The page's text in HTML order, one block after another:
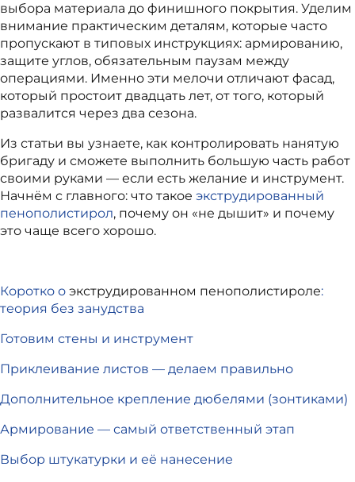
выбора материала до финишного покрытия. Уделим
внимание практическим деталям, которые часто
пропускают в типовых инструкциях: армированию,
защите углов, обязательным паузам между
операциями. Именно эти мелочи отличают фасад,
который простоит двадцать лет, от того, который
развалится через два сезона.
Из статьи вы узнаете, как контролировать нанятую
бригаду и сможете выполнить большую часть работ
своими руками — если есть желание и инструмент.
Начнём с главного: что такое экструдированный
пенополистирол, почему он «не дышит» и почему
это чаще всего хорошо.
Коротко о экструдированном пенополистироле:
теория без занудства
Готовим стены и инструмент
Приклеивание листов — делаем правильно
Дополнительное крепление дюбелями (зонтиками)
Армирование — самый ответственный этап
Выбор штукатурки и её нанесение